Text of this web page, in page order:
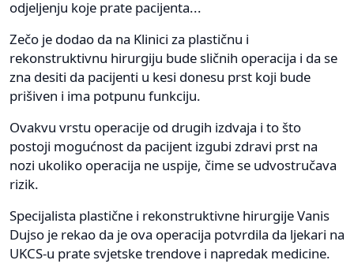
odjeljenju koje prate pacijenta...
Zečo je dodao da na Klinici za plastičnu i
rekonstruktivnu hirurgiju bude sličnih operacija i da se
zna desiti da pacijenti u kesi donesu prst koji bude
prišiven i ima potpunu funkciju.
Ovakvu vrstu operacije od drugih izdvaja i to što
postoji mogućnost da pacijent izgubi zdravi prst na
nozi ukoliko operacija ne uspije, čime se udvostručava
rizik.
Specijalista plastične i rekonstruktivne hirurgije Vanis
Dujso je rekao da je ova operacija potvrdila da ljekari na
UKCS-u prate svjetske trendove i napredak medicine.